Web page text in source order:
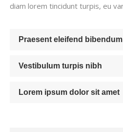
diam lorem tincidunt turpis, eu
Praesent eleifend
Vestibulum turpis nibh
Lorem ipsum dolor sit amet